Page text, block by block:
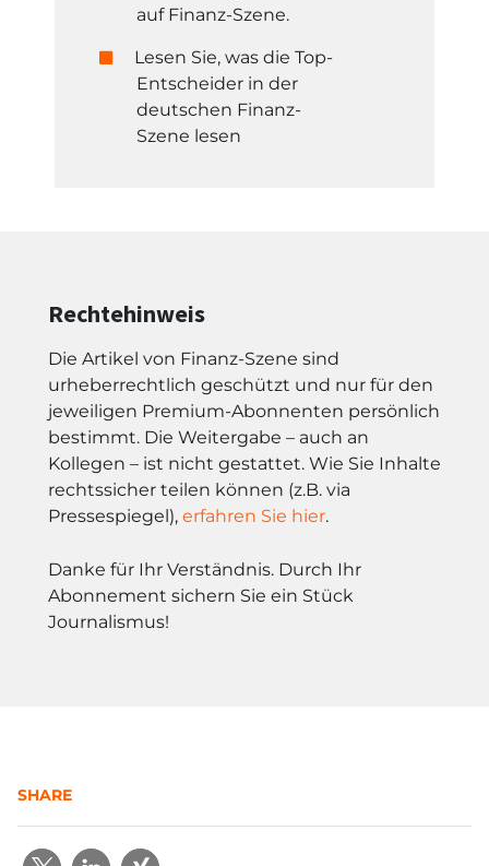
auf Finanz-Szene.
Lesen Sie, was die Top-
Entscheider in der
deutschen Finanz-
Szene lesen
Rechtehinweis
Die Artikel von Finanz-Szene sind
urheberrechtlich geschützt und nur für den
jeweiligen Premium-Abonnenten persönlich
bestimmt. Die Weitergabe – auch an
Kollegen – ist nicht gestattet. Wie Sie Inhalte
rechtssicher teilen können (z.B. via
Pressespiegel), erfahren Sie hier.
Danke für Ihr Verständnis. Durch Ihr
Abonnement sichern Sie ein Stück
Journalismus!
SHARE